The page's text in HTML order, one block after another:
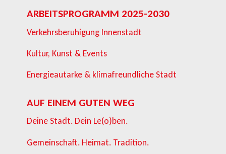
ARBEITSPROGRAMM 2025-2030
Verkehrsberuhigung Innenstadt
Kultur, Kunst & Events
Energieautarke & klimafreundliche Stadt
AUF EINEM GUTEN WEG
Deine Stadt. Dein Le(o)ben.
Gemeinschaft. Heimat. Tradition.